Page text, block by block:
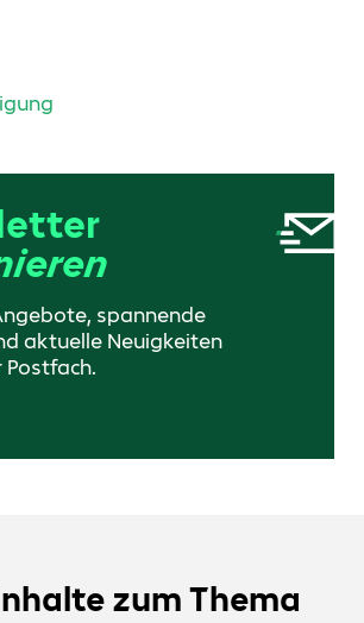
spannende
aktuelle Neuigkeiten
Postfach.
zum Thema